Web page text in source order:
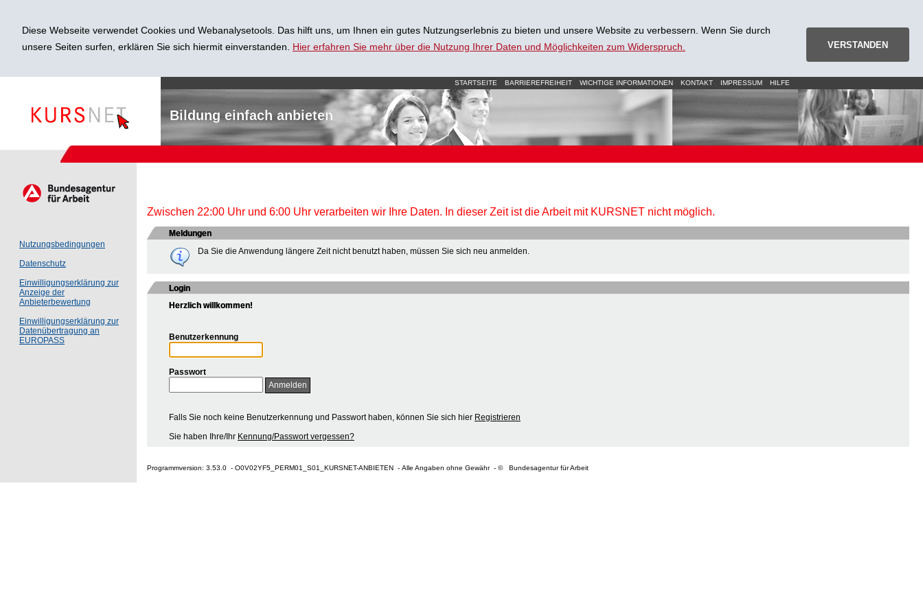
Diese Webseite verwendet Cookies und Webanalysetools. Das hilft uns, um Ihnen ein gutes Nutzungserlebnis zu bieten und unsere Website zu verbessern. Wenn Sie durch
unsere Seiten surfen, erklären Sie sich hiermit einverstanden. Hier erfahren Sie mehr über die Nutzung Ihrer Daten und Möglichkeiten zum Widerspruch. VERSTANDEN
STARTSEITE BARRIEREFREIHEIT WICHTIGE INFORMATIONEN KONTAKT IMPRESSUM HILFE
Bildung einfach anbieten
Nutzungsbedingungen
Datenschutz
Einwilligungserklärung zur
Anzeige der
Anbieterbewertung
Einwilligungserklärung zur
Datenübertragung an
EUROPASS
Zwischen 22:00 Uhr und 6:00 Uhr verarbeiten wir Ihre Daten. In dieser Zeit ist die Arbeit mit KURSNET nicht möglich.
Meldungen
Da Sie die Anwendung längere Zeit nicht benutzt haben, müssen Sie sich neu anmelden.
Login
Herzlich willkommen!
Benutzerkennung
Passwort
Falls Sie noch keine Benutzerkennung und Passwort haben, können Sie sich hier Registrieren
Sie haben Ihre/Ihr Kennung/Passwort vergessen?
Programmversion: 3.53.0 - O0V02YF5_PERM01_S01_KURSNET-ANBIETEN - Alle Angaben ohne Gewähr - © Bundesagentur für Arbeit